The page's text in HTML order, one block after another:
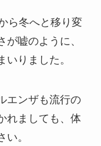
ら冬へと移り変
嘘のように、
りました。
エンザも流行の
れましても、体
。